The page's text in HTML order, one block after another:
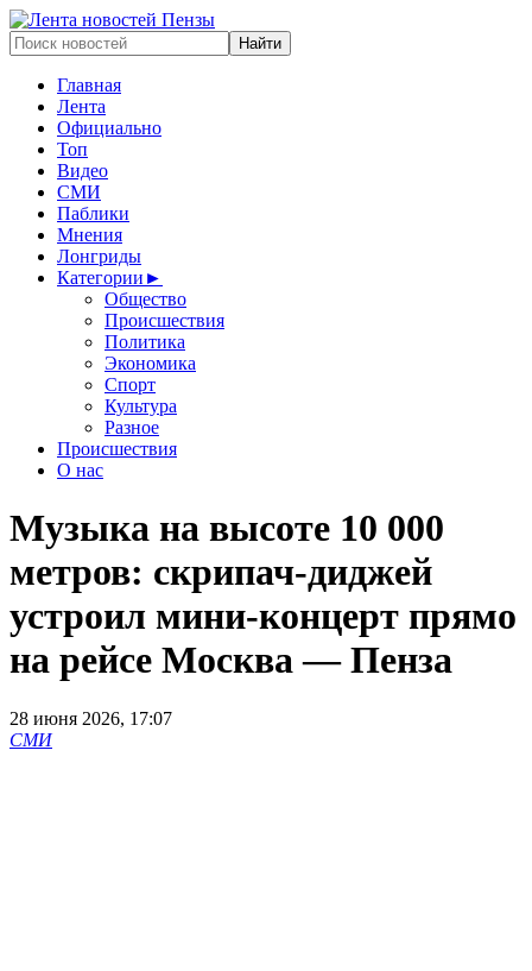
Главная
Лента
Официально
Топ
Видео
СМИ
Паблики
Мнения
Лонгриды
Категории ►
Общество
Происшествия
Политика
Экономика
Спорт
Культура
Разное
Происшествия
О нас
Музыка на высоте 10 000
метров: скрипач-диджей
устроил мини-концерт прямо
на рейсе Москва — Пенза
28 июня 2026, 17:07
СМИ